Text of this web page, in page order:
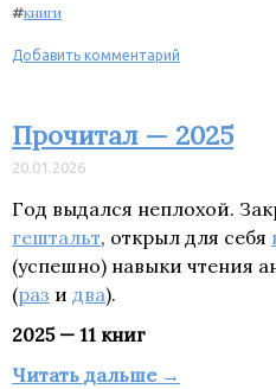
#книги
Добавить комментарий
Прочитал — 2025
20.01.2026
Год выдался неплохой.
гештальт, открыл для себя
(успешно) навыки чтения
(раз и два).
2025 — 11 книг
Читать дальше →